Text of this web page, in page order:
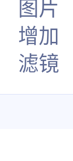
图片
增加
滤镜